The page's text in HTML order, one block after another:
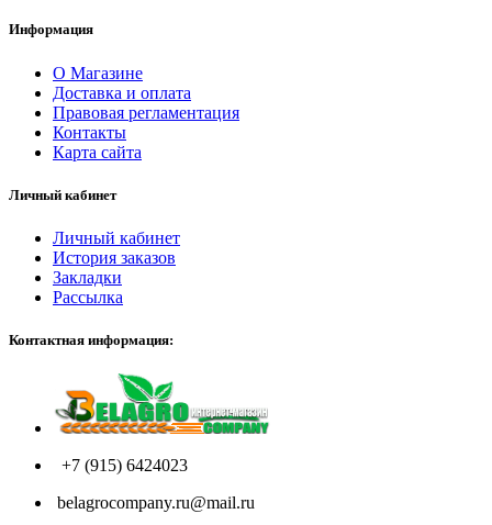
Информация
О Магазине
Доставка и оплата
Правовая регламентация
Контакты
Карта сайта
Личный кабинет
Личный кабинет
История заказов
Закладки
Рассылка
Контактная информация:
+7 (915) 6424023
belagrocompany.ru@mail.ru